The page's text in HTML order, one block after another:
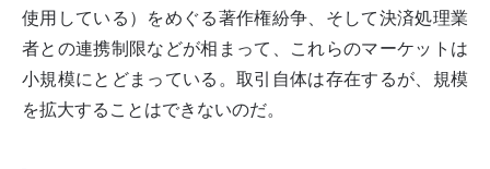
使用している）をめぐる著作権紛争、そして決済処理業
者との連携制限などが相まって、これらのマーケットは
小規模にとどまっている。取引自体は存在するが、規模
を拡大することはできないのだ。